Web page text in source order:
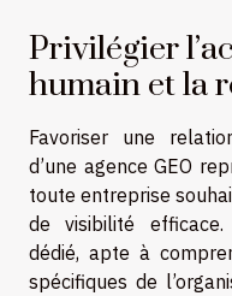
Privilégier
humain et la
Favoriser une
d’une agence GEO
toute entreprise
de visibilité efficace.
dédié, apte à
spécifiques de